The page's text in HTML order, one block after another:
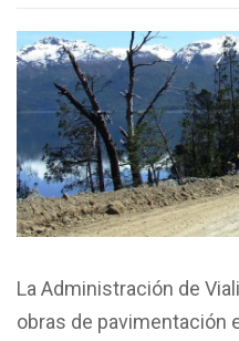
La Administración de
obras de pavimentación